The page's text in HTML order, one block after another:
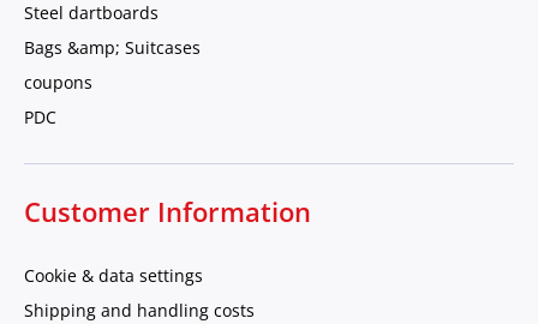
Steel dartboards
Bags &amp; Suitcases
coupons
PDC
Customer Information
Cookie & data settings
Shipping and handling costs